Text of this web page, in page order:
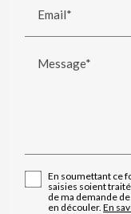
Email*
Message*
En soumettant ce
saisies soient
de ma demande
en découler.En